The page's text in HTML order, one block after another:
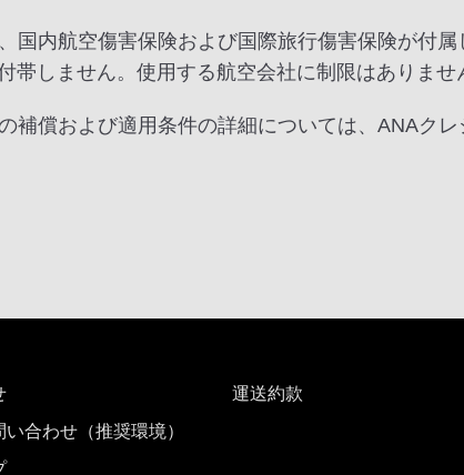
国内航空傷害保険および国際旅行傷害保険が付
帯しません。使用する航空会社に制限はありませ
補償および適用条件の詳細については、ANAク
合わせ（推奨環境）
運送約款